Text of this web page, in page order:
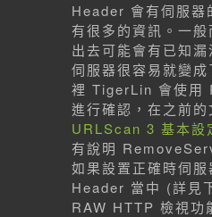
Header 會有伺服器
有很多的資訊。一
出去可能會有已知漏
伺服器很容易就變
裡 TigerLin 會使用
進行確認，在之前的
URLScan 3 基本設
有說明
如果設置正確時伺
Header 當中 (詳見
RAW HTTP 檢視功